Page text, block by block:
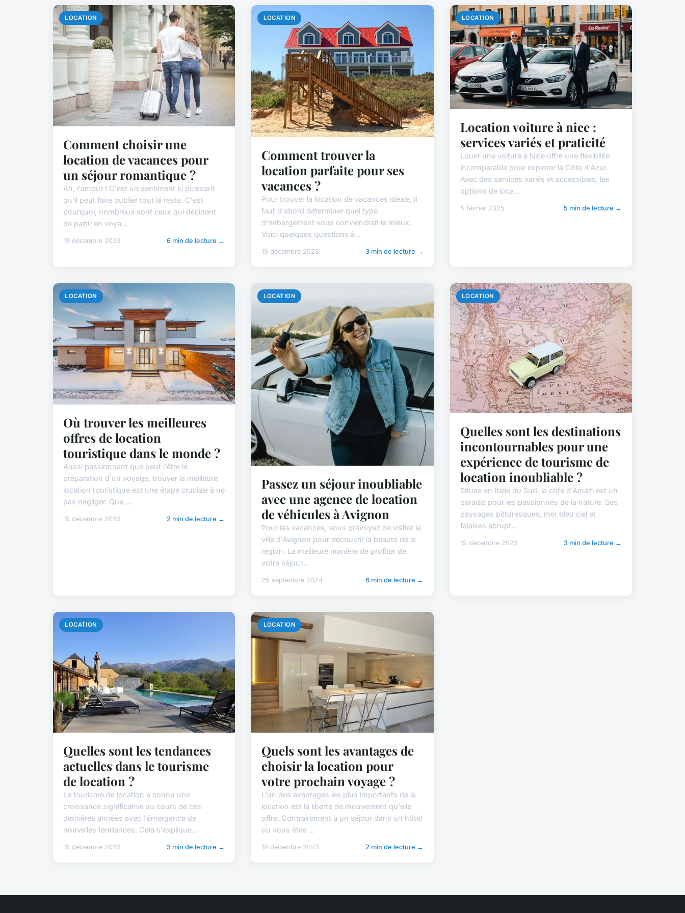
LOCATION
Comment choisir une
location de vacances pour
un séjour romantique ?
Ah, l'amour ! C'est un sentiment si puissant
qu'il peut faire oublier tout le reste. C'est
pourquoi, nombreux sont ceux qui décident
de partir en voya...
19 décembre 2023 6 min de lecture →
LOCATION
Comment trouver la
location parfaite pour ses
vacances ?
Pour trouver la location de vacances idéale, il
faut d'abord déterminer quel type
d'hébergement vous conviendrait le mieux.
Voici quelques questions à...
19 décembre 2023 3 min de lecture →
LOCATION
Location voiture à nice :
services variés et praticité
Louer une voiture à Nice offre une flexibilité
incomparable pour explorer la Côte d'Azur.
Avec des services variés et accessibles, les
options de loca...
5 février 2025 5 min de lecture →
LOCATION
Où trouver les meilleures
offres de location
touristique dans le monde ?
Aussi passionnant que peut l'être la
préparation d'un voyage, trouver la meilleure
location touristique est une étape cruciale à ne
pas négliger. Que ...
19 décembre 2023 2 min de lecture →
LOCATION
Passez un séjour inoubliable
avec une agence de location
de véhicules à Avignon
Pour les vacances, vous prévoyez de visiter la
ville d'Avignon pour découvrir la beauté de la
région. La meilleure manière de profiter de
votre séjour...
25 septembre 2024 6 min de lecture →
LOCATION
Quelles sont les destinations
incontournables pour une
expérience de tourisme de
location inoubliable ?
Située en Italie du Sud, la côte d'Amalfi est un
paradis pour les passionnés de la nature. Ses
paysages pittoresques, mer bleu ciel et
falaises abrupt...
19 décembre 2023 3 min de lecture →
LOCATION
Quelles sont les tendances
actuelles dans le tourisme
de location ?
Le tourisme de location a connu une
croissance significative au cours de ces
dernières années avec l'émergence de
nouvelles tendances. Cela s'explique...
19 décembre 2023 3 min de lecture →
LOCATION
Quels sont les avantages de
choisir la location pour
votre prochain voyage ?
L'un des avantages les plus importants de la
location est la liberté de mouvement qu'elle
offre. Contrairement à un séjour dans un hôtel
où vous êtes ...
19 décembre 2023 2 min de lecture →